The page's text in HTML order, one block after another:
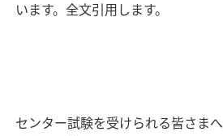
います。全文引用します。
センター試験を受けられる皆さまへ